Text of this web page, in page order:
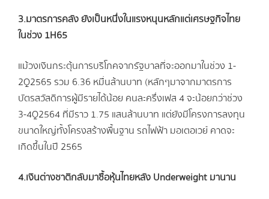
3.มาตรการคลัง ยังเป็นหนึ่งในแรงหนุนหลักแต่เศรษฐกิจไทย
ในช่วง1H65
แม้วงเงินกระตุ้นการบริโภคจากรัฐบาลที่จะออกมาในช่วง 1-
2Q2565 รวม 6.36 หมื่นล้านบาท (หลักๆมาจากมาตรการ
บัตรสวัสดิการผู้มีรายได้น้อย คนละครึ่งเฟส 4 จะน้อยกว่าช่วง
3-4Q2564 ที่มีราว 1.75 แสนล้านบาท แต่ยังมีโครงการลงทุน
ขนาดใหญ่ทั้งโครงสร้างพื้นฐาน รถไฟฟ้า มอเตอเวย์ คาดจะ
เกิดขึ้นในปี 2565
4.เงินต่างชาติกลับมาซื้อหุ้นไทยหลังUnderweight มานาน